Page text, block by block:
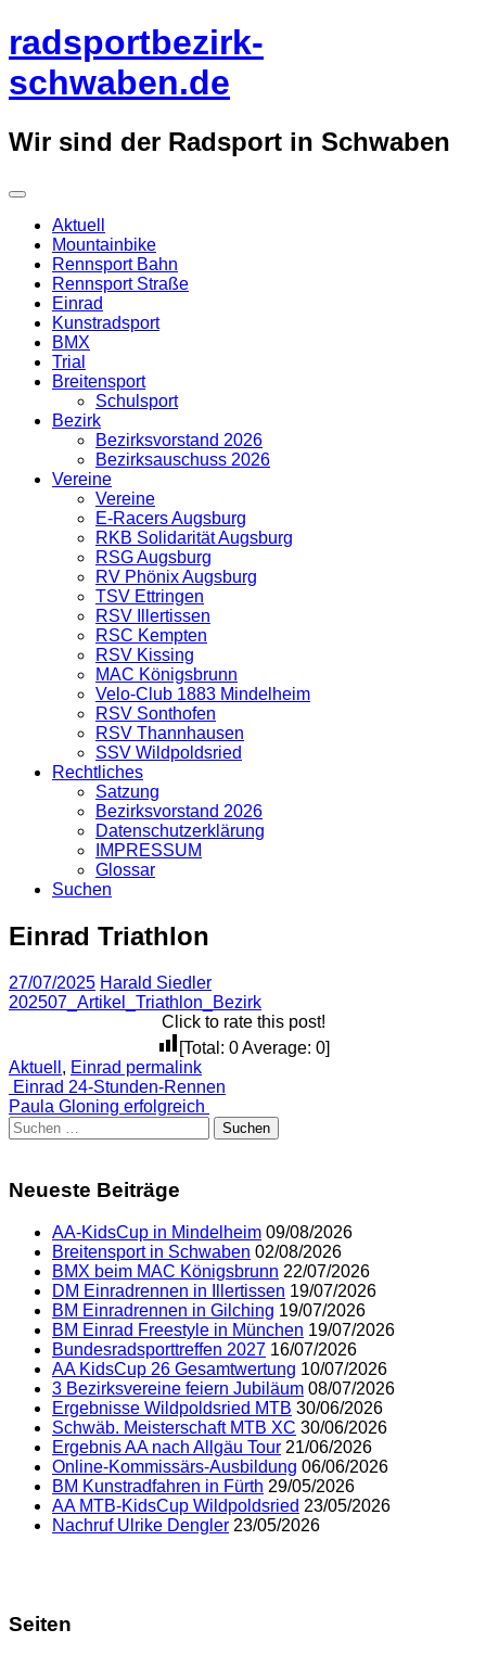
Überspringe
zum
radsportbezirk-
schwaben.de
Wir sind der Radsport in Schwaben
Aktuell
Mountainbike
Rennsport Bahn
Rennsport Straße
Einrad
Kunstradsport
BMX
Trial
Breitensport
Schulsport
Bezirk
Bezirksvorstand 2026
Bezirksauschuss 2026
Vereine
Vereine
E-Racers Augsburg
RKB Solidarität Augsburg
RSG Augsburg
RV Phönix Augsburg
TSV Ettringen
RSV Illertissen
RSC Kempten
RSV Kissing
MAC Königsbrunn
Velo-Club 1883 Mindelheim
RSV Sonthofen
RSV Thannhausen
SSV Wildpoldsried
Rechtliches
Satzung
Bezirksvorstand 2026
Datenschutzerklärung
IMPRESSUM
Glossar
Suchen
Einrad Triathlon
27/07/2025 Harald Siedler
202507_Artikel_Triathlon_Bezirk
Click to rate this post!
[Total: 0Average: 0]
Aktuell , Einrad permalink
Post
navigation
Einrad 24-Stunden-Rennen
Paula Gloning erfolgreich
Suchen
nach:
Neueste Beiträge
AA-KidsCup in Mindelheim 09/08/2026
Breitensport in Schwaben 02/08/2026
BMX beim MAC Königsbrunn 22/07/2026
DM Einradrennen in Illertissen 19/07/2026
BM Einradrennen in Gilching 19/07/2026
BM Einrad Freestyle in München 19/07/2026
Bundesradsporttreffen 2027 16/07/2026
AA KidsCup 26 Gesamtwertung 10/07/2026
3 Bezirksvereine feiern Jubiläum 08/07/2026
Ergebnisse Wildpoldsried MTB 30/06/2026
Schwäb. Meisterschaft MTB XC 30/06/2026
Ergebnis AA nach Allgäu Tour 21/06/2026
Online-Kommissärs-Ausbildung 06/06/2026
BM Kunstradfahren in Fürth 29/05/2026
AA MTB-KidsCup Wildpoldsried 23/05/2026
Nachruf Ulrike Dengler 23/05/2026
Seiten